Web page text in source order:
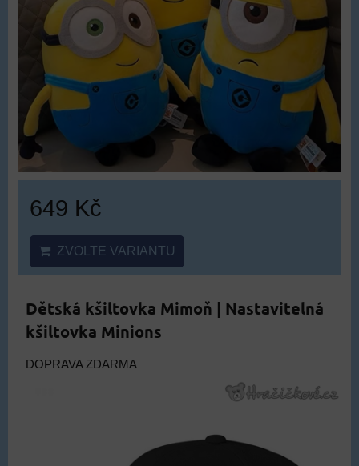
649 Kč
ZVOLTE VARIANTU
Dětská kšiltovka Mimoň | Nastavitelná
kšiltovka Minions
DOPRAVA ZDARMA